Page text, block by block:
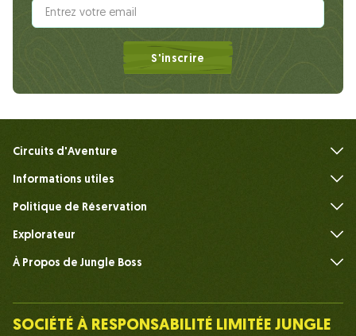
S'inscrire
Circuits d'Aventure
Informations utiles
Politique de Réservation
Explorateur
À Propos de Jungle Boss
Notre Équipe
SOCIÉTÉ À RESPONSABILITÉ LIMITÉE JUNGLE